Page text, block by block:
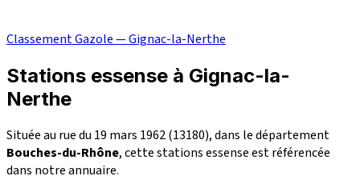
Classement Gazole — Gignac-la-Nerthe
Stations essense à Gignac-la-
Nerthe
Située au rue du 19 mars 1962 (13180), dans le département
Bouches-du-Rhône, cette stations essense est référencée
dans notre annuaire.